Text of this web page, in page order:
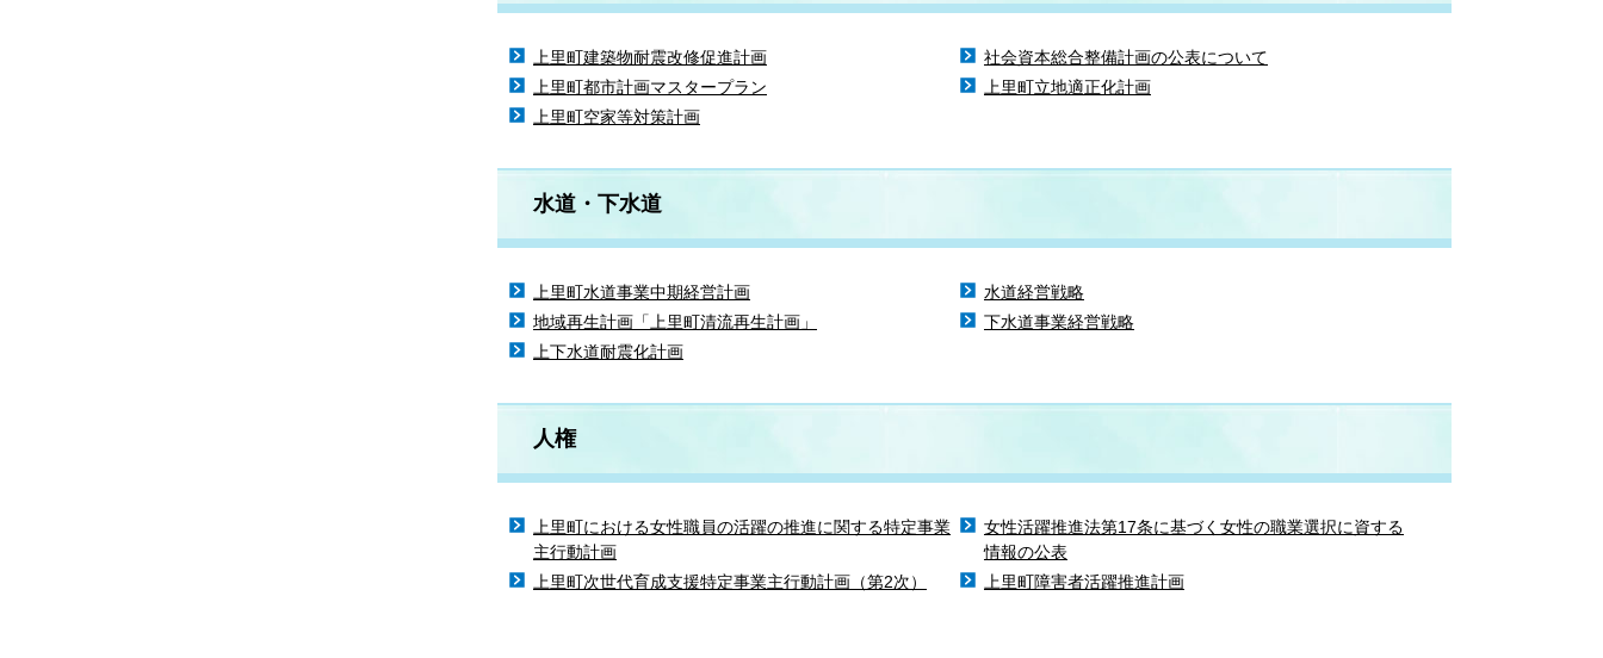
上里町建築物耐震改修促進計画
社会資本総合整備計画の公表について
上里町都市計画マスタープラン
上里町立地適正化計画
上里町空家等対策計画
水道・下水道
上里町水道事業中期経営計画
水道経営戦略
地域再生計画「上里町清流再生計画」
下水道事業経営戦略
上下水道耐震化計画
人権
上里町における女性職員の活躍の推進に関する特定事業
主行動計画
女性活躍推進法第17条に基づく女性の職業選択に資する
情報の公表
上里町次世代育成支援特定事業主行動計画（第2次）
上里町障害者活躍推進計画